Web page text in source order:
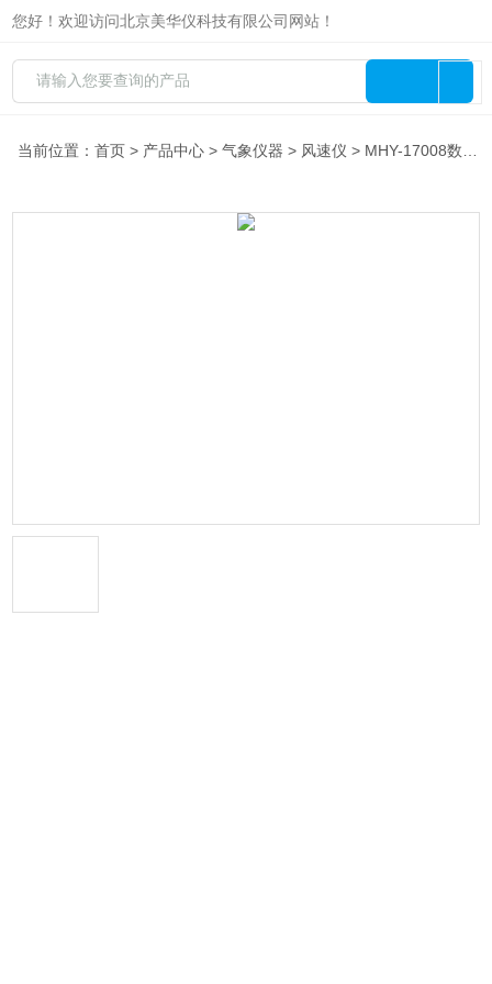
您好！欢迎访问北京美华仪科技有限公司网站！
当前位置：首页 > 产品中心 >气象仪器 > 风速仪 > MHY-17008数显风速计